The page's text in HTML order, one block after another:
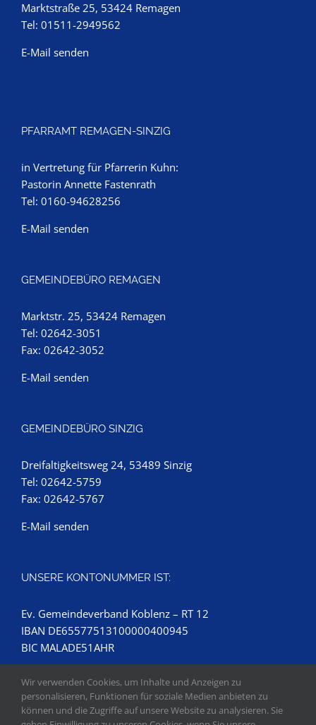
Marktstraße 25, 53424 Remagen
Tel: 01511-2949562
E-Mail senden
PFARRAMT REMAGEN-SINZIG
in Vertretung für Pfarrerin Kuhn:
Pastorin Annette Fastenrath
Tel: 0160-94628256
E-Mail senden
GEMEINDEBÜRO REMAGEN
Marktstr. 25, 53424 Remagen
Tel: 02642-3051
Fax: 02642-3052
E-Mail senden
GEMEINDEBÜRO SINZIG
Dreifaltigkeitsweg 24, 53489 Sinzig
Tel: 02642-5759
Fax: 02642-5767
E-Mail senden
UNSERE KONTONUMMER IST:
Ev. Gemeindeverband Koblenz – RT 12
IBAN DE65577513100000400945
BIC MALADE51AHR
Wir verwenden Cookies, um Inhalte und Anzeigen zu
personalisieren, Funktionen für soziale Medien anbieten zu
können und die Zugriffe auf unsere Website zu analysieren. Sie